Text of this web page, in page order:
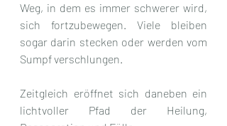
Weg, in dem es immer schwerer wird,
sich fortzubewegen. Viele bleiben
sogar darin stecken oder werden vom
Sumpf verschlungen.
Zeitgleich eröffnet sich daneben ein
lichtvoller Pfad der Heilung,